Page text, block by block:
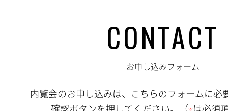
CONTACT
お申し込みフォーム
内覧会のお申し込みは、こちらのフォームに必